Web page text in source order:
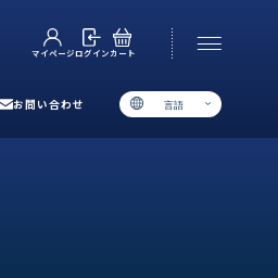
マイページログインカート
お問い合わせ 言語